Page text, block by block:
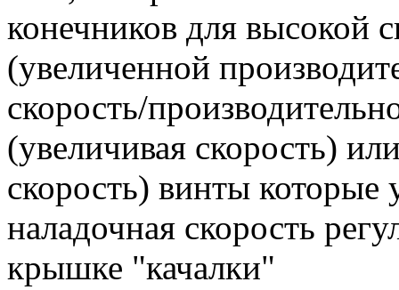
конечников для высокой
(увеличенной
скорость/
(увеличивая скорость)
скорость) винты
наладочная скорость
крышке "качалки"